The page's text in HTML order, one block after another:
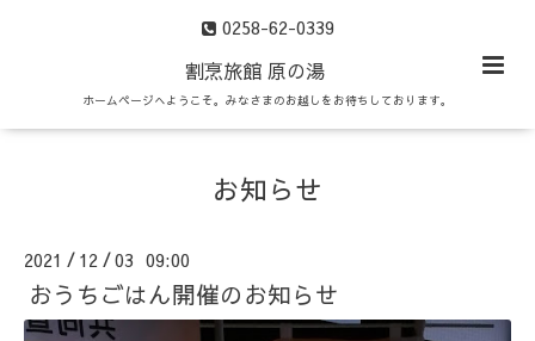
0258-62-0339
割烹旅館 原の湯
ホームページへようこそ。みなさまのお越しをお待ちしております。
お知らせ
2021 / 12 /03 09:00
おうちごはん開催のお知らせ